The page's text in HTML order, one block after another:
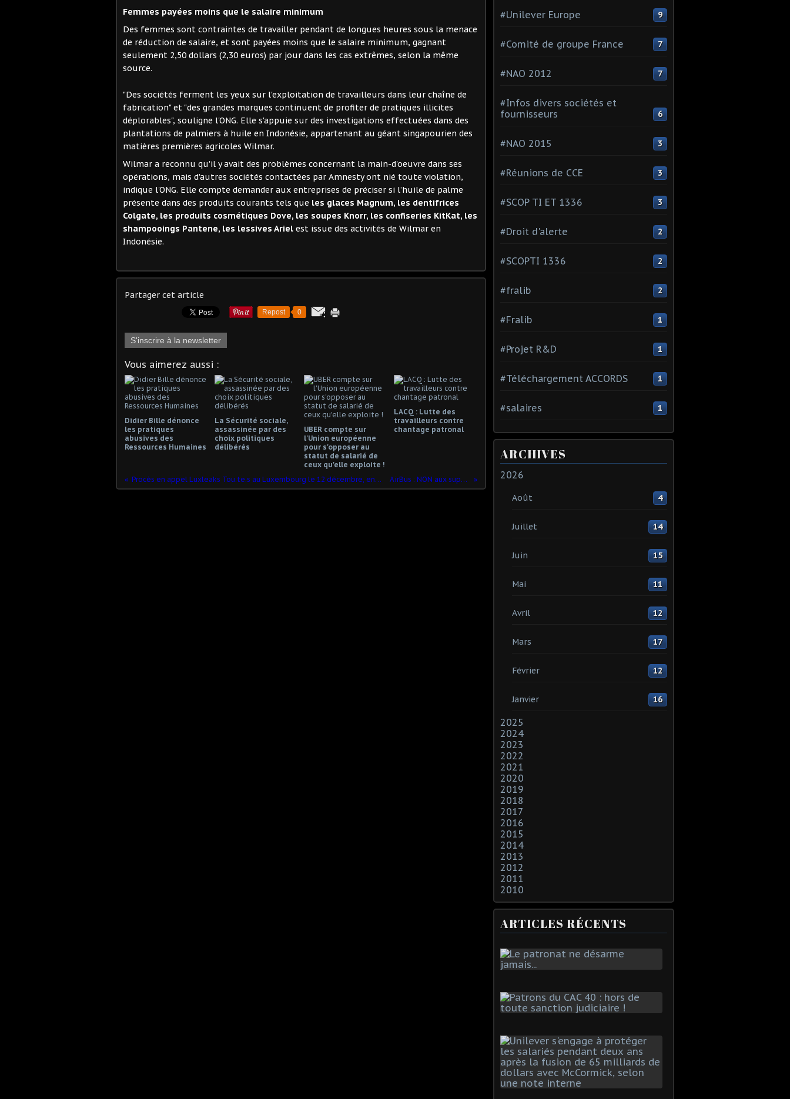
Femmes payées moins que le salaire minimum
Des femmes sont contraintes de travailler pendant de longues heures sous la menace
de réduction de salaire, et sont payées moins que le salaire minimum, gagnant
seulement 2,50 dollars (2,30 euros) par jour dans les cas extrêmes, selon la même
source.
"Des sociétés ferment les yeux sur l'exploitation de travailleurs dans leur chaîne de
fabrication" et "des grandes marques continuent de profiter de pratiques illicites
déplorables", souligne l'ONG. Elle s'appuie sur des investigations effectuées dans des
plantations de palmiers à huile en Indonésie, appartenant au géant singapourien des
matières premières agricoles Wilmar.
Wilmar a reconnu qu'il y avait des problèmes concernant la main-d'oeuvre dans ses
opérations, mais d'autres sociétés contactées par Amnesty ont nié toute violation,
indique l'ONG. Elle compte demander aux entreprises de préciser si l’huile de palme
présente dans des produits courants tels que les glaces Magnum, les dentifrices
Colgate, les produits cosmétiques Dove, les soupes Knorr, les confiseries KitKat, les
shampooings Pantene, les lessives Ariel est issue des activités de Wilmar en
Indonésie.
Partager cet article
Repost 0
S'inscrire à la newsletter
Vous aimerez aussi :
Didier Bille dénonce
les pratiques
abusives des
Ressources Humaines
La Sécurité sociale,
assassinée par des
choix politiques
délibérés
UBER compte sur
l'Union européenne
pour s'opposer au
statut de salarié de
ceux qu'elle exploite !
LACQ : Lutte des
travailleurs contre
chantage patronal
Procès en appel Luxleaks Tou.te.s au Luxembourg le 12 décembre, en soutien aux lanceurs d’alerte et contre l’évasion fiscale AirBus : NON aux suppressions d'emplois!
#Unilever Europe 9
#Comité de groupe France 7
#NAO 2012 7
#Infos divers sociétés et
fournisseurs
6
#NAO 2015 3
#Réunions de CCE 3
#SCOP TI ET 1336 3
#Droit d'alerte 2
#SCOPTI 1336 2
#fralib 2
#Fralib 1
#Projet R&D 1
#Téléchargement ACCORDS 1
#salaires 1
ARCHIVES
2026
Août 4
Juillet 14
Juin 15
Mai 11
Avril 12
Mars 17
Février 12
Janvier 16
2025
2024
2023
2022
2021
2020
2019
2018
2017
2016
2015
2014
2013
2012
2011
2010
ARTICLES RÉCENTS